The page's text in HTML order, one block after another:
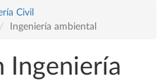
Civil
Ingeniería ambiental
Ingeniería